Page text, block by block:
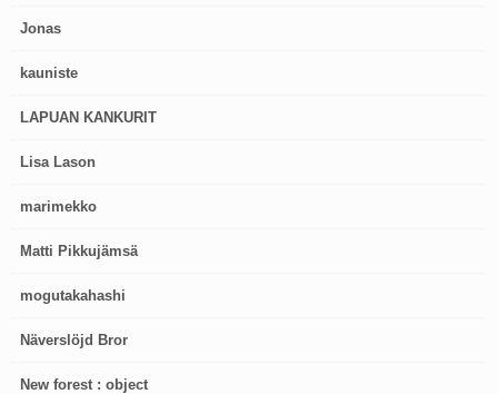
Jonas
kauniste
LAPUAN KANKURIT
Lisa Lason
marimekko
Matti Pikkujämsä
mogutakahashi
Näverslöjd Bror
New forest : object